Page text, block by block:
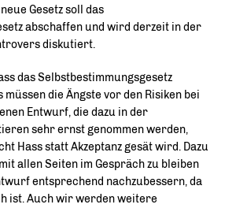
Gesetz soll das
abschaffen und wird derzeit in der
diskutiert.
das Selbstbestimmungsgesetz
müssen die Ängste vor den Risiken bei
Entwurf, die dazu in der
sehr ernst genommen werden,
Hass statt Akzeptanz gesät wird. Dazu
allen Seiten im Gespräch zu bleiben
entsprechend nachzubessern, da
ist. Auch wir werden weitere